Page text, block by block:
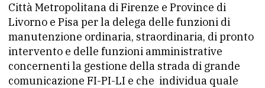
Città Metropolitana di Firenze e Province di
Livorno e Pisa per la delega delle funzioni di
manutenzione ordinaria, straordinaria, di pronto
intervento e delle funzioni amministrative
concernenti la gestione della strada di grande
comunicazione FI-PI-LI e che individua quale